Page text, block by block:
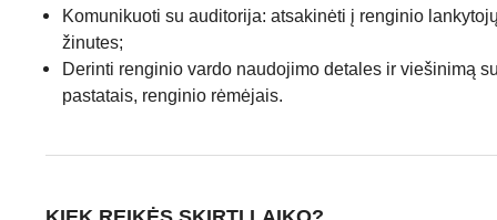
Komunikuoti su auditorija: atsakinėti į renginio
žinutes;
Derinti renginio vardo naudojimo detales ir viešinimą
pastatais, renginio rėmėjais.